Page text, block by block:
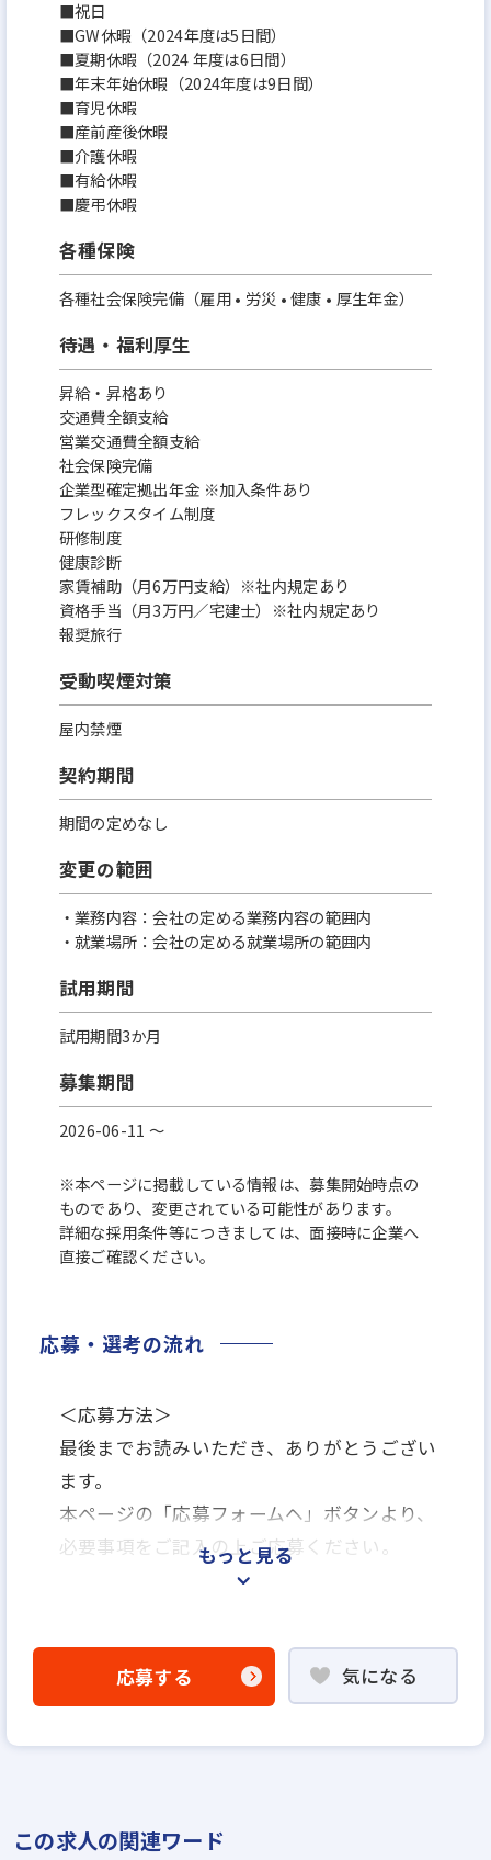
■祝日
■GW休暇（2024年度は5日間）
■夏期休暇（2024 年度は6日間）
■年末年始休暇（2024年度は9日間）
■育児休暇
■産前産後休暇
■介護休暇
■有給休暇
■慶弔休暇
各種保険
各種社会保険完備（雇用 • 労災 • 健康 • 厚生年金）
待遇・福利厚生
昇給・昇格あり
交通費全額支給
営業交通費全額支給
社会保険完備
企業型確定拠出年金 ※加入条件あり
フレックスタイム制度
研修制度
健康診断
家賃補助（月6万円支給）※社内規定あり
資格手当（月3万円／宅建士）※社内規定あり
報奨旅行
受動喫煙対策
屋内禁煙
契約期間
期間の定めなし
変更の範囲
・業務内容：会社の定める業務内容の範囲内
・就業場所：会社の定める就業場所の範囲内
試用期間
試用期間3か月
募集期間
2026-06-11 〜
※本ページに掲載している情報は、募集開始時点の
ものであり、変更されている可能性があります。
詳細な採用条件等につきましては、面接時に企業へ
直接ご確認ください。
応募・選考の流れ
＜応募方法＞
最後までお読みいただき、ありがとうござい
ます。
本ページの「応募フォームヘ」ボタンより、
必要事項をご記入の上ご応募ください。
す。
＜選考プロセス＞
「応募フォームへ」よりエントリー
※選考後、通過した方にのみ連絡いたしま
もっと見る
応募する 気になる
この求人の関連ワード